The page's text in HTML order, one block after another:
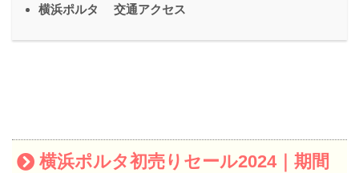
横浜ポルタ 交通アクセス
横浜ポルタ初売りセール2024｜期間